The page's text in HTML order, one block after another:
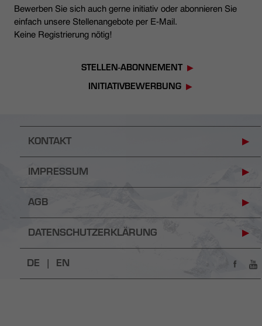
Bewerben Sie sich auch gerne initiativ oder abonnieren Sie
einfach unsere Stellenangebote per E-Mail.
Keine Registrierung nötig!
STELLEN-ABONNEMENT
INITIATIVBEWERBUNG
KONTAKT
IMPRESSUM
AGB
DATENSCHUTZERKLÄRUNG
DE | EN